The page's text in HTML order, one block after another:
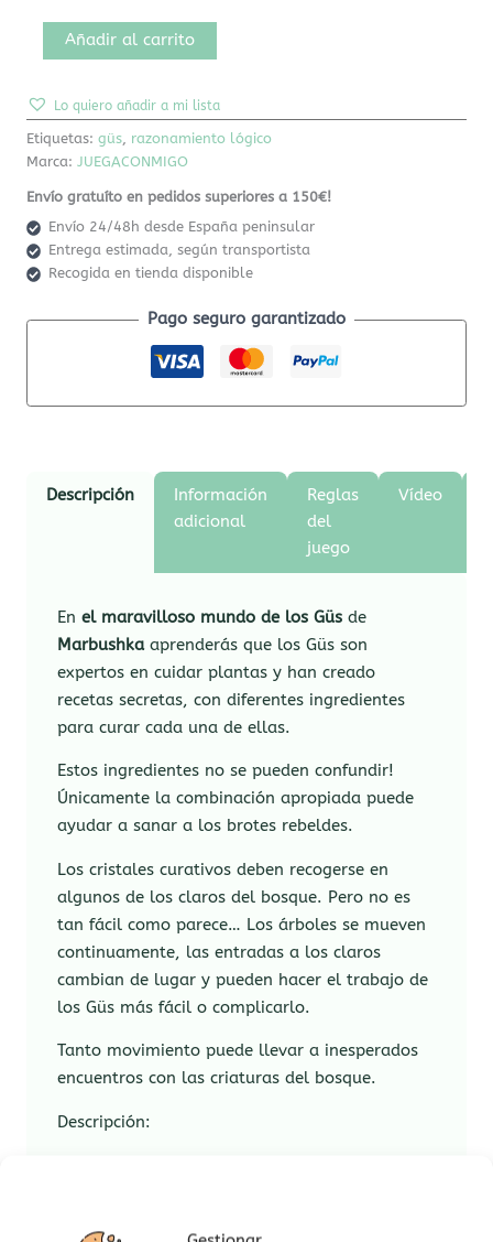
Añadir al carrito
Lo quiero añadir a mi lista
Etiquetas:güs, razonamiento lógico
Marca:JUEGACONMIGO
Envío gratuíto en pedidos superiores a 150€!
Envío 24/48h desde España peninsular
Entrega estimada, según transportista
Recogida en tienda disponible
Pago seguro garantizado
Descripción
Información
adicional
Reglas
del
juego
Vídeo
Enel maravilloso mundo de los Güs de
Marbushkaaprenderás que los Güs son
expertos en cuidar plantas y han creado
recetas secretas, con diferentes ingredientes
para curar cada una de ellas.
Estos ingredientes no se pueden confundir!
Únicamente la combinación apropiada puede
ayudar a sanar a los brotes rebeldes.
Los cristales curativos deben recogerse en
algunos de los claros del bosque. Pero no es
tan fácil como parece… Los árboles se mueven
continuamente, las entradas a los claros
cambian de lugar y pueden hacer el trabajo de
los Güs más fácil o complicarlo.
Tanto movimiento puede llevar a inesperados
encuentros con las criaturas del bosque.
Descripción:
Para 4 jugadores.